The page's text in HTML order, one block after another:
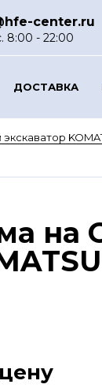
center.ru
8:00 - 22:00
ДОСТАВКА
на